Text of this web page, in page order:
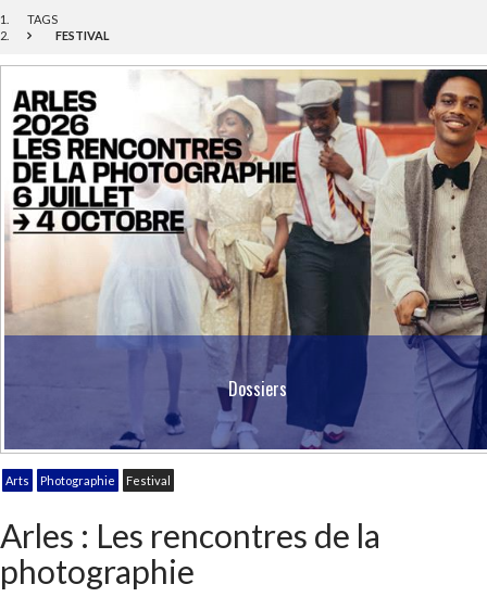
TAGS
FESTIVAL
Dossiers
Arts Photographie Festival
Arles : Les rencontres de la
photographie